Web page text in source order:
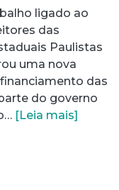
ligado ao
das
Paulistas
uma nova
das
do governo
[Leia mais]